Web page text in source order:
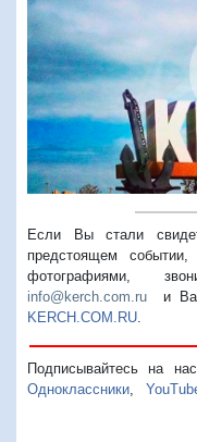
Если Вы стали
предстоящем
фотографиями,
info@kerch.com.ru и
KERCH.COM.RU
Подписывайтесь на
Одноклассники